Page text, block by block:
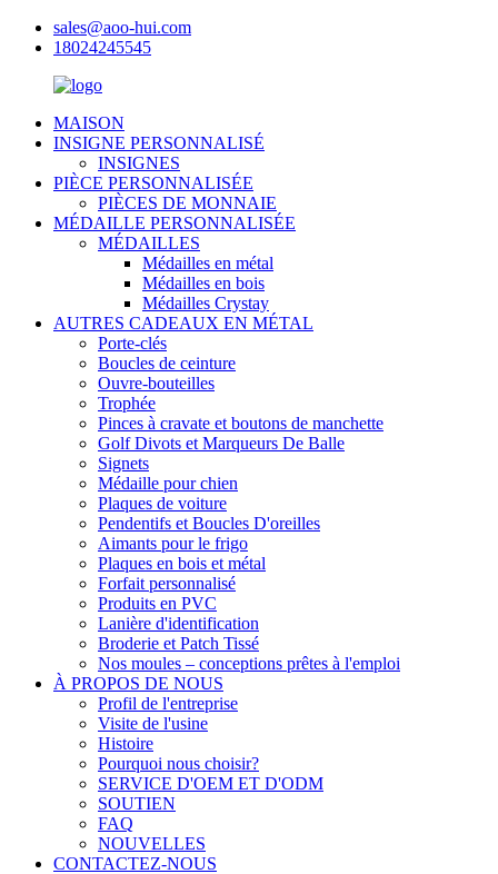
sales@aoo-hui.com
18024245545
MAISON
INSIGNE PERSONNALISÉ
INSIGNES
PIÈCE PERSONNALISÉE
PIÈCES DE MONNAIE
MÉDAILLE PERSONNALISÉE
MÉDAILLES
Médailles en métal
Médailles en bois
Médailles Crystay
AUTRES CADEAUX EN MÉTAL
Porte-clés
Boucles de ceinture
Ouvre-bouteilles
Trophée
Pinces à cravate et boutons de manchette
Golf Divots et Marqueurs De Balle
Signets
Médaille pour chien
Plaques de voiture
Pendentifs et Boucles D'oreilles
Aimants pour le frigo
Plaques en bois et métal
Forfait personnalisé
Produits en PVC
Lanière d'identification
Broderie et Patch Tissé
Nos moules – conceptions prêtes à l'emploi
À PROPOS DE NOUS
Profil de l'entreprise
Visite de l'usine
Histoire
Pourquoi nous choisir?
SERVICE D'OEM ET D'ODM
SOUTIEN
FAQ
NOUVELLES
CONTACTEZ-NOUS